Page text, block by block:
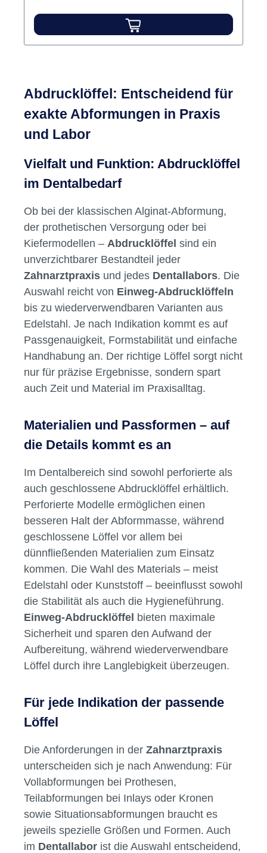
Formgebung, Randwulst-Retentionen, tief
angesetzte Griffe, geschmacks- und
geruchsneutral. Inhalt Abdrucklöffel
Hersteller:Profimed
8,19 €*
10,30 €*
Abdrucklöffel: Entscheidend für
exakte Abformungen in Praxis
und Labor
Vielfalt und Funktion: Abdrucklöffel
im Dentalbedarf
Ob bei der klassischen Alginat-Abformung,
der prothetischen Versorgung oder bei
Kiefermodellen –
Abdrucklöffel sind ein
unverzichtbarer Bestandteil jeder
Dentallabors
bis zu wiederverwendbaren Varianten aus
Edelstahl. Je nach Indikation kommt es auf
Handhabung an. Der richtige Löffel sorgt nicht
nur für präzise Ergebnisse, sondern spart
auch Zeit und Material im Praxisalltag.
Materialien und Passformen – auf
die Details kommt es an
Im Dentalbereich sind sowohl perforierte als
auch geschlossene Abdrucklöffel erhältlich.
Perforierte Modelle ermöglichen einen
besseren Halt der Abformmasse, während
geschlossene Löffel vor allem bei
dünnfließenden Materialien zum Einsatz
Edelstahl oder Kunststoff – beeinflusst sowohl
die Stabilität als auch die Hygieneführung.
Sicherheit und sparen den Aufwand der
Aufbereitung, während wiederverwendbare
Löffel durch ihre Langlebigkeit überzeugen.
Für jede Indikation der passende
Löffel